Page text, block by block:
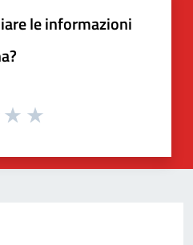
le informazioni